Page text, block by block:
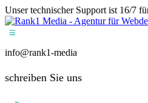
Unser technischer Support ist 16/7
info@rank1-media
schreiben Sie uns